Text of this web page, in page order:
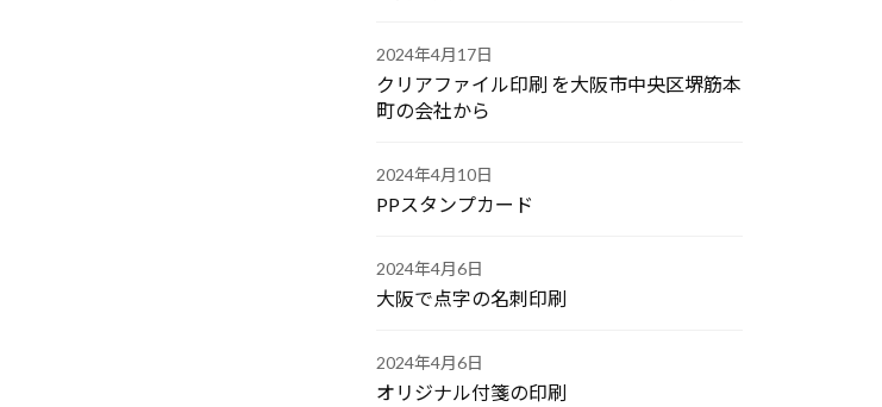
2024年4月17日
クリアファイル印刷 を大阪市中央区堺筋本
町の会社から
2024年4月10日
PPスタンプカード
2024年4月6日
大阪で点字の名刺印刷
2024年4月6日
オリジナル付箋の印刷